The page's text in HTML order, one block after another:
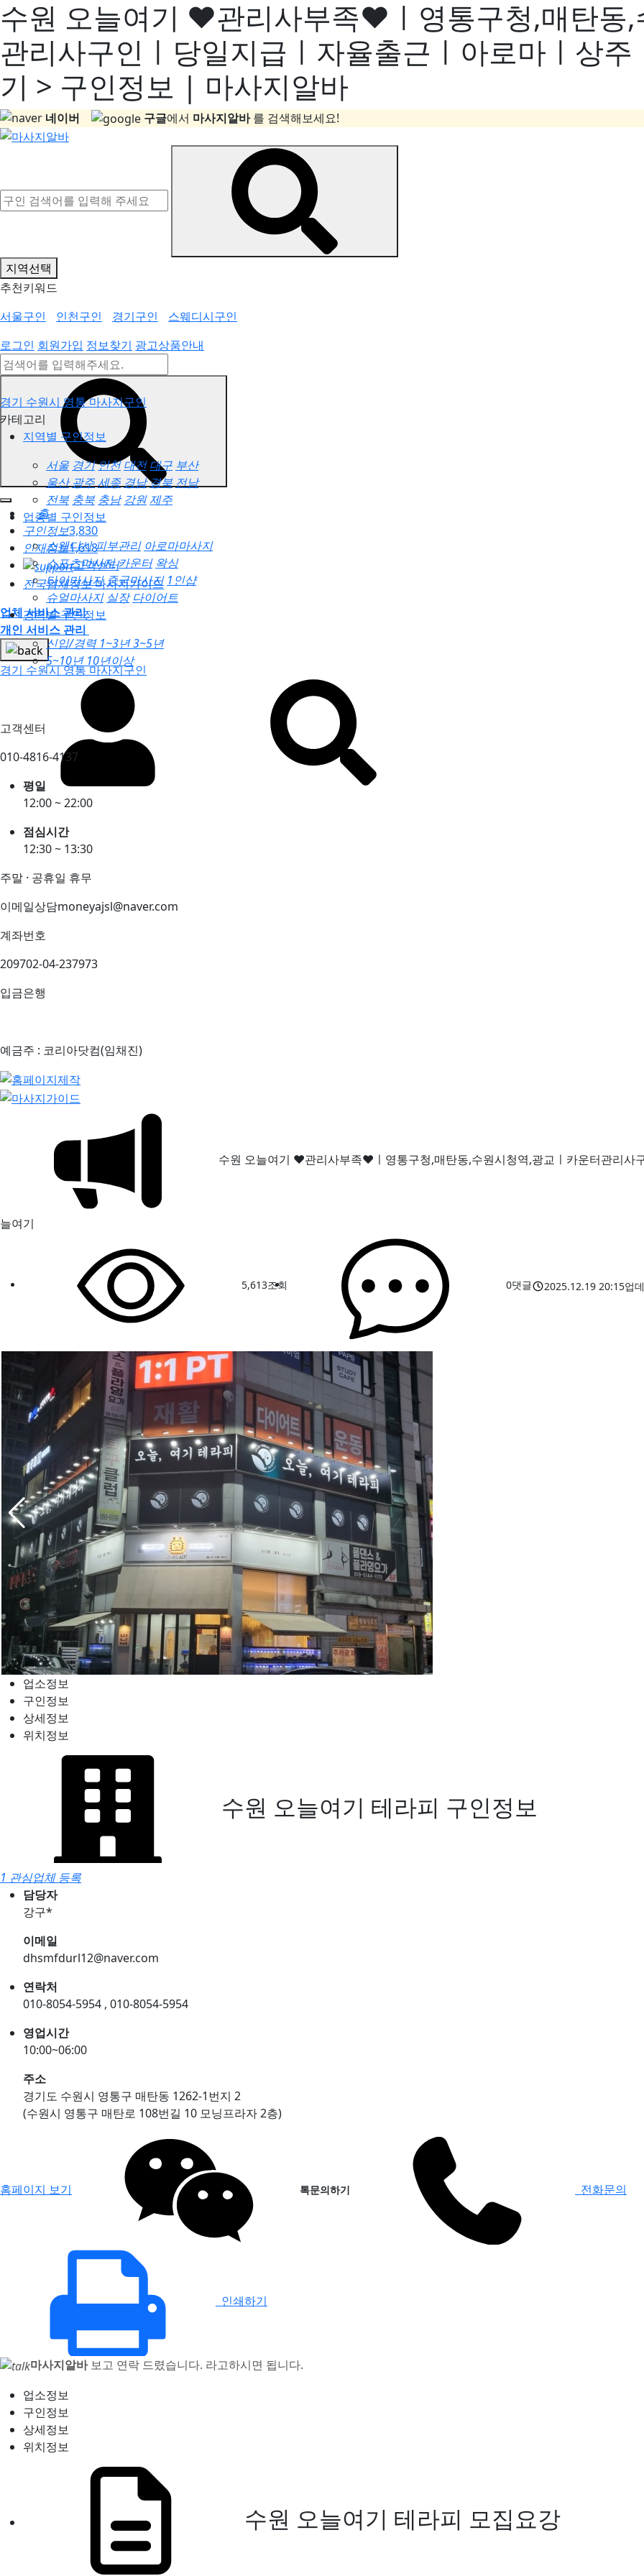
수원 오늘여기 ♥관리사부족♥ㅣ영통구청,매탄동,
관리사구인ㅣ당일지급ㅣ자율출근ㅣ아로마ㅣ상
기 > 구인정보 | 마사지알바
네이버 구글에서 마사지알바를 검색해보세요!
지역선택
추천키워드
서울구인
인천구인 경기구인
스웨디시구인
로그인 회원가입 정보찾기 광고상품안내
홈
구인정보3,830
인재정보1,618
고객센터
전국업체정보마사지가이드
업체 서비스 관리
개인 서비스 관리
경기 수원시 영통 마사지구인
경기 수원시 영통 마사지구인
카테고리
지역별 구인정보
서울 경기인천 대전 대구 부산
울산광주세종경남경북전남
전북 충북 충남 강원제주
업종별 구인정보
스웨디시피부관리 아로마마사지
스포츠마사지카운터 왁싱
타이마사지 중국마사지 1인샵
슈얼마사지 실장 다이어트
경력별 구인정보
신입/경력 1~3년3~5년
5~10년 10년이상
고객센터
010-4816-4137
평일
12:00 ~ 22:00
점심시간
12:30 ~ 13:30
주말 · 공휴일 휴무
이메일상담moneyajsl@naver.com
계좌번호
209702-04-237973
입금은행
예금주 : 코리아닷컴(임채진)
수원 오늘여기 ♥관리사부족♥ㅣ영통구청,매탄동,수원시청역,광교ㅣ카운터관리사
늘여기
5,613조회 0댓글 2025.12.19 20:15업
업소정보
구인정보
상세정보
위치정보
수원 오늘여기 테라피 구인정보
1 관심업체 등록
담당자
강구*
이메일
dhsmfdurl12@naver.com
연락처
010-8054-5954 , 010-8054-5954
영업시간
10:00~06:00
주소
경기도 수원시 영통구 매탄동 1262-1번지 2
(수원시 영통구 매탄로 108번길 10 모닝프라자 2층)
홈페이지 보기 톡문의하기 전화문의
인쇄하기
마사지알바보고 연락 드렸습니다. 라고하시면 됩니다.
업소정보
구인정보
상세정보
위치정보
수원 오늘여기 테라피 모집요강